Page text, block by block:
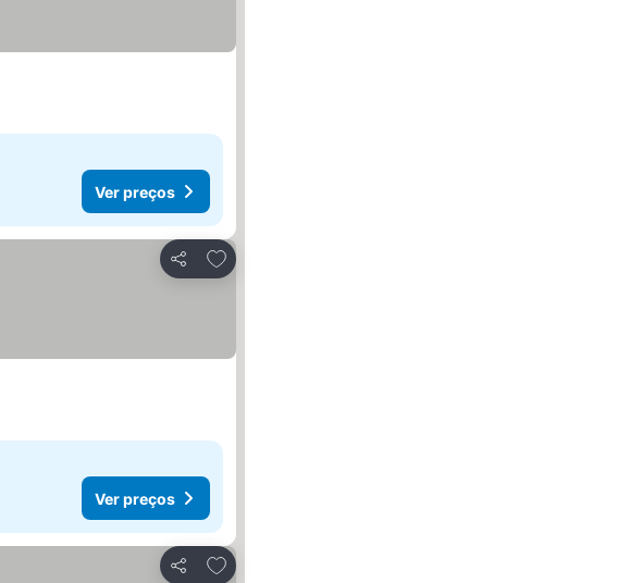
Ver preços
Partilhar
Adicionar aos favoritos
Ver preços
Partilhar
Adicionar aos favoritos